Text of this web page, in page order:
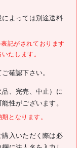
容:若葉マーク
よっては別途送料
記がされております
たします。
確認下さい。
、完売、中止）に
性がございます。
となります。
購入いただく際は必